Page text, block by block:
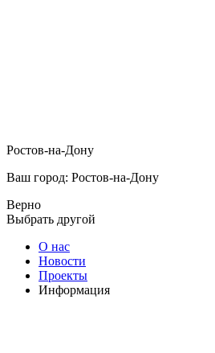
Ростов-на-Дону
Ваш город: Ростов-на-Дону
Верно
Выбрать другой
О нас
Новости
Проекты
Информация